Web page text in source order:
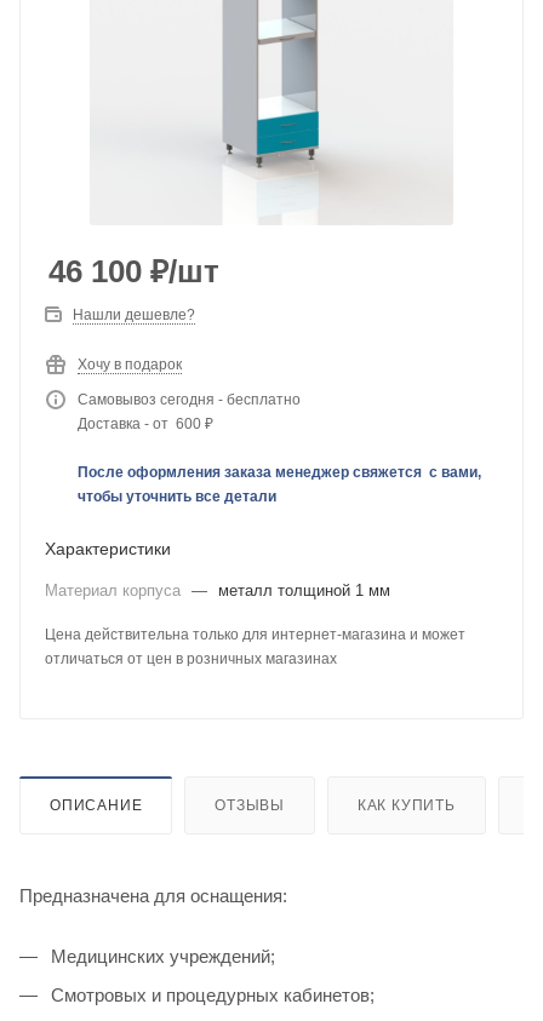
46 100 ₽/шт
Нашли дешевле?
Хочу в подарок
Самовывоз сегодня - бесплатно
Доставка - от 600 ₽
После оформления заказа менеджер свяжется с вами,
чтобы уточнить все детали
Характеристики
Материал корпуса — металл толщиной 1 мм
Цена действительна только для интернет-магазина и может
отличаться от цен в розничных магазинах
ОПИСАНИЕ ОТЗЫВЫ КАК КУПИТЬ
Предназначена для оснащения:
Медицинских учреждений;
Смотровых и процедурных кабинетов;